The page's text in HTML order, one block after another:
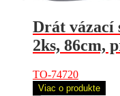
Drát vázací
2ks, 86cm,
TO-74720
Viac o produkte